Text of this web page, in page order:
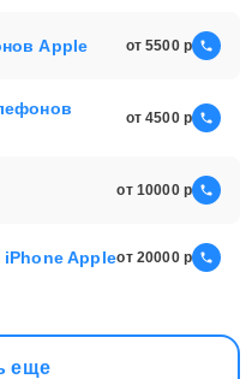
Apple от 5500
от 4500
от 10000
iPhone Appleот 20000
еще